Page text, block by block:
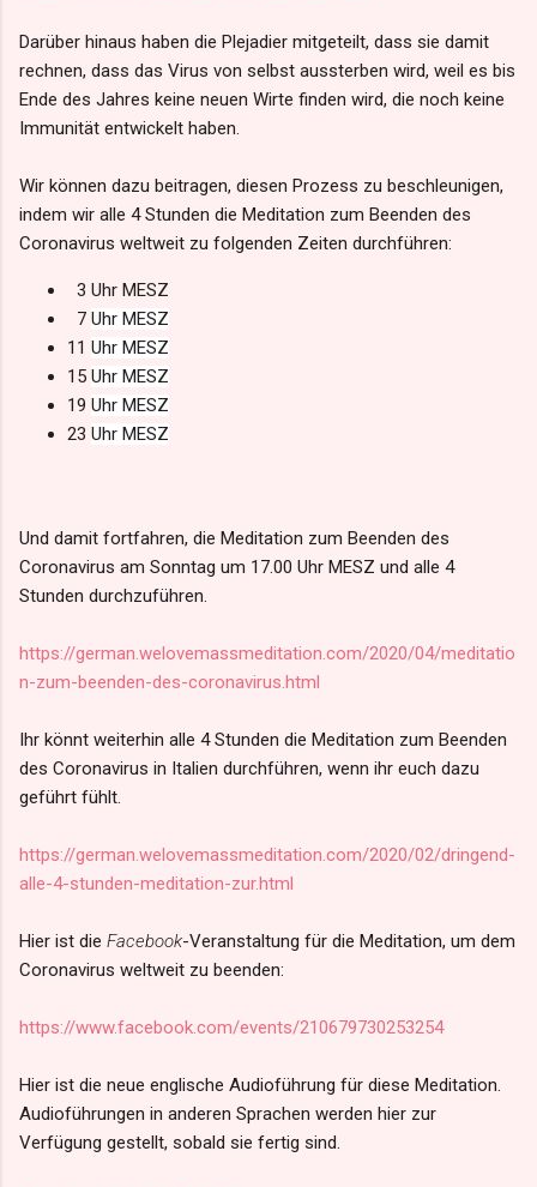
Darüber hinaus haben die Plejadier mitgeteilt, dass sie damit
rechnen, dass das Virus von selbst aussterben wird, weil es bis
Ende des Jahres keine neuen Wirte finden wird, die noch keine
Immunität entwickelt haben.
Wir können dazu beitragen, diesen Prozess zu beschleunigen,
indem wir alle 4 Stunden die Meditation zum Beenden des
Coronavirus weltweit zu folgenden Zeiten durchführen:
3 Uhr MESZ
7 Uhr MESZ
11 Uhr MESZ
15 Uhr MESZ
19 Uhr MESZ
23 Uhr MESZ
Und damit fortfahren, die Meditation zum Beenden des
Coronavirus am Sonntag um 17.00 Uhr MESZ und alle 4
Stunden durchzuführen.
https://german.welovemassmeditation.com/2020/04/meditatio
n-zum-beenden-des-coronavirus.html
Ihr könnt weiterhin alle 4 Stunden die Meditation zum Beenden
des Coronavirus in Italien durchführen, wenn ihr euch dazu
geführt fühlt.
https://german.welovemassmeditation.com/2020/02/dringend-
alle-4-stunden-meditation-zur.html
Hier ist die Facebook-Veranstaltung für die Meditation, um dem
Coronavirus weltweit zu beenden:
https://www.facebook.com/events/210679730253254
Hier ist die neue englische Audioführung für diese Meditation.
Audioführungen in anderen Sprachen werden hier zur
Verfügung gestellt, sobald sie fertig sind.